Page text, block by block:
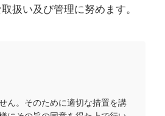
扱い及び管理に努めます。
ん。そのために適切な措置を講